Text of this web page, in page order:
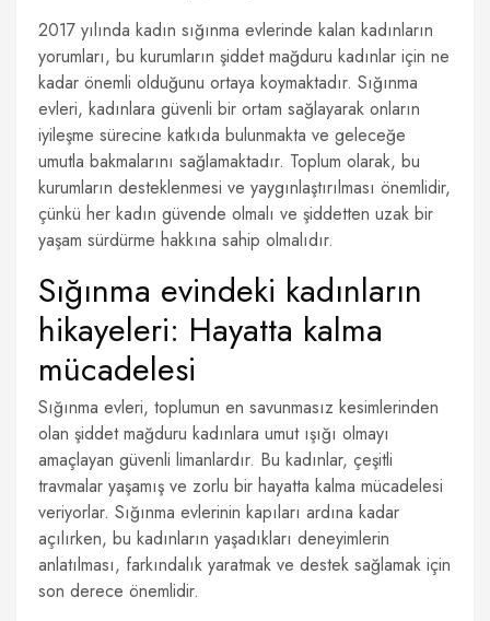
2017 yılında kadın sığınma evlerinde kalan kadınların
yorumları, bu kurumların şiddet mağduru kadınlar için ne
kadar önemli olduğunu ortaya koymaktadır. Sığınma
evleri, kadınlara güvenli bir ortam sağlayarak onların
iyileşme sürecine katkıda bulunmakta ve geleceğe
umutla bakmalarını sağlamaktadır. Toplum olarak, bu
kurumların desteklenmesi ve yaygınlaştırılması önemlidir,
çünkü her kadın güvende olmalı ve şiddetten uzak bir
yaşam sürdürme hakkına sahip olmalıdır.
Sığınma evindeki kadınların
hikayeleri: Hayatta kalma
mücadelesi
Sığınma evleri, toplumun en savunmasız kesimlerinden
olan şiddet mağduru kadınlara umut ışığı olmayı
amaçlayan güvenli limanlardır. Bu kadınlar, çeşitli
travmalar yaşamış ve zorlu bir hayatta kalma mücadelesi
veriyorlar. Sığınma evlerinin kapıları ardına kadar
açılırken, bu kadınların yaşadıkları deneyimlerin
anlatılması, farkındalık yaratmak ve destek sağlamak için
son derece önemlidir.